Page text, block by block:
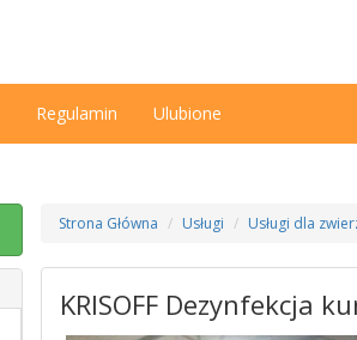
Regulamin Ulubione
Strona Główna Usługi Usługi dla
KRISOFF Dezynfekcja